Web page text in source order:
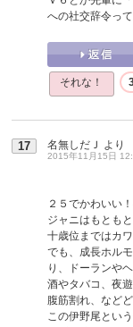
への社交辞令っ
それな！
17 名無しだＪ より
2015年11月15日
２５でかわいい
ジャニはもとも
十歳位まではカ
でも、成長ホル
り、ドーランや
酒やタバコ、夜
腹筋割れ、など
この伊野尾とい